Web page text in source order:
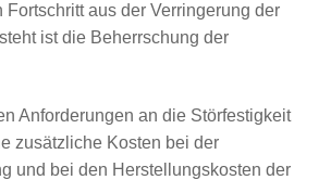
Fortschritt aus der Verringerung der
ist die Beherrschung der
Anforderungen an die Störfestigkeit
zusätzliche Kosten bei der
und bei den Herstellungskosten der